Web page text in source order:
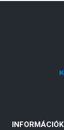
INFORMÁCIÓK